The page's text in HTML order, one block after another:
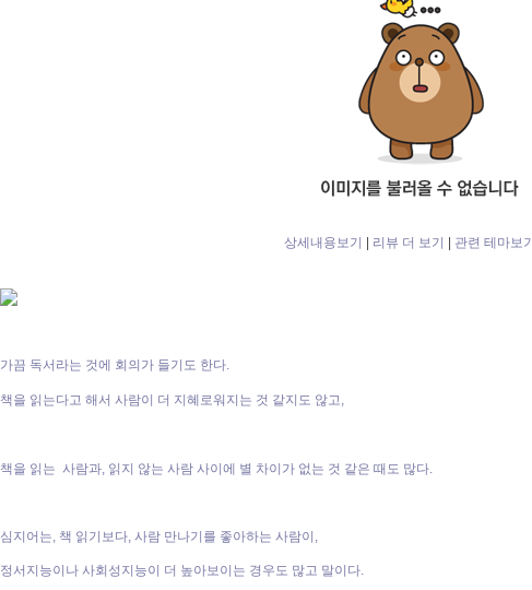
상세내용보기 리뷰 더 보기 관련 테마보기
가끔 독서라는 것에 회의가 들기도 한다.
책을 읽는다고 해서 사람이 더 지혜로워지는 것 같지도 않고,
책을 읽는 사람과, 읽지 않는 사람 사이에 별 차이가 없는 것 같은 때도 많다.
심지어는, 책 읽기보다, 사람 만나기를 좋아하는 사람이,
정서지능이나 사회성지능이 더 높아보이는 경우도 많고 말이다.